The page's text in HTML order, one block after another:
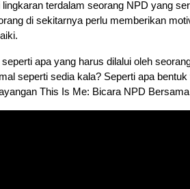
terdalam seorang NPD yang
di sekitarnya perlu memberikan
apa yang harus dilalui oleh
seperti sedia kala? Seperti apa
This Is Me: Bicara NPD